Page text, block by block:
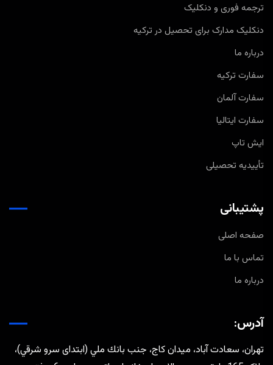
ترجمه فوری و دنکلیک
دنکلیک مدارک برای تحصیل در ترکیه
درباره ما
سفارت ترکیه
سفارت آلمان
سفارت ایتالیا
ایش تاپ
تأییدیه تحصیلی
پشتیبانی
صفحه اصلی
تماس با ما
درباره ما
آدرس:
تهران، سعادت آباد، ميدان كاج، جنب بانك ملي (ابتدای سرو شرقي)،